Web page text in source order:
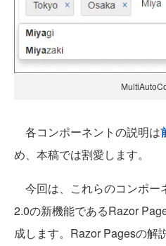
各コンポーネントの説明は
め、本稿では割愛します。
今回は、これらのコンポー
2.0の新機能であるRazor
成します。Razor Pagesの解説